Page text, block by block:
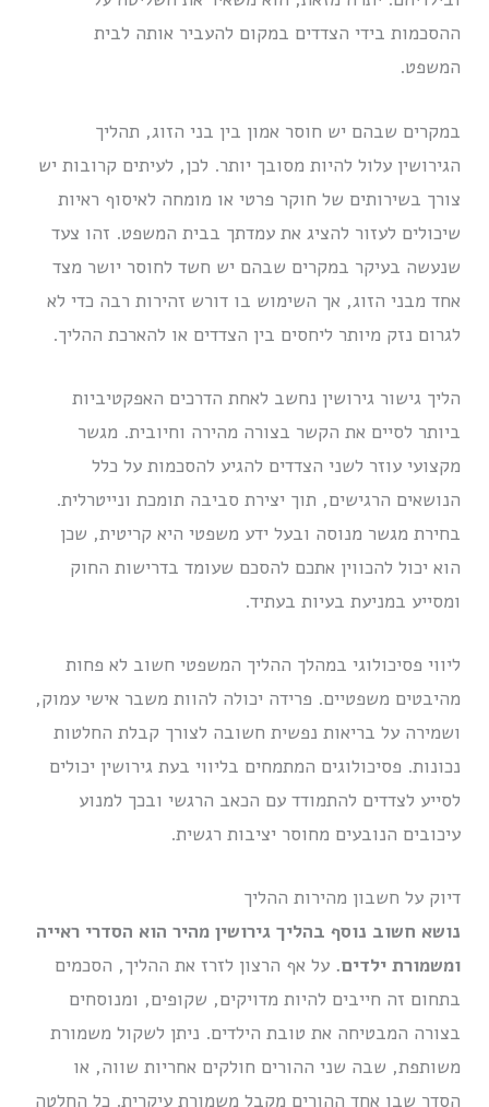
ההסכמות בידי הצדדים במקום להעביר אותה לבית
המשפט.
במקרים שבהם יש חוסר אמון בין בני הזוג, תהליך
הגירושין עלול להיות מסובך יותר. לכן, לעיתים קרובות יש
צורך בשירותים של חוקר פרטי או מומחה לאיסוף ראיות
שיכולים לעזור להציג את עמדתך בבית המשפט. זהו צעד
שנעשה בעיקר במקרים שבהם יש חשד לחוסר יושר מצד
אחד מבני הזוג, אך השימוש בו דורש זהירות רבה כדי לא
לגרום נזק מיותר ליחסים בין הצדדים או להארכת ההליך.
הליך גישור גירושין נחשב לאחת הדרכים האפקטיביות
ביותר לסיים את הקשר בצורה מהירה וחיובית. מגשר
מקצועי עוזר לשני הצדדים להגיע להסכמות על כלל
הנושאים הרגישים, תוך יצירת סביבה תומכת ונייטרלית.
בחירת מגשר מנוסה ובעל ידע משפטי היא קריטית, שכן
הוא יכול להכווין אתכם להסכם שעומד בדרישות החוק
ומסייע במניעת בעיות בעתיד.
ליווי פסיכולוגי במהלך ההליך המשפטי חשוב לא פחות
מהיבטים משפטיים. פרידה יכולה להוות משבר אישי עמוק,
ושמירה על בריאות נפשית חשובה לצורך קבלת החלטות
נכונות. פסיכולוגים המתמחים בליווי בעת גירושין יכולים
לסייע לצדדים להתמודד עם הכאב הרגשי ובכך למנוע
עיכובים הנובעים מחוסר יציבות רגשית.
דיוק על חשבון מהירות ההליך
נושא חשוב נוסף בהליך גירושין מהיר הוא הסדרי ראייה
ומשמורת ילדים. על אף הרצון לזרז את ההליך, הסכמים
בתחום זה חייבים להיות מדויקים, שקופים, ומנוסחים
בצורה המבטיחה את טובת הילדים. ניתן לשקול משמורת
משותפת, שבה שני ההורים חולקים אחריות שווה, או
הסדר שבו אחד ההורים מקבל משמורת עיקרית. כל החלטה